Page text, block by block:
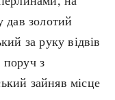
дав золотий
за руку відвів
з
зайняв місце